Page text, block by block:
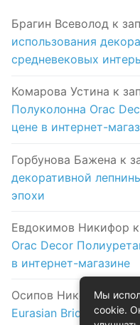
Брагин Всеволод к
использования
средневековых
Комарова Устина к
Полуколонна Orac
цене в интернет-
Горбунова Бажена к
декоративной
эпохи
Евдокимов Никифор
Orac Decor
в интернет-магазине
Осипов Николак
Eurasian Bridge в
Мы
cookie.